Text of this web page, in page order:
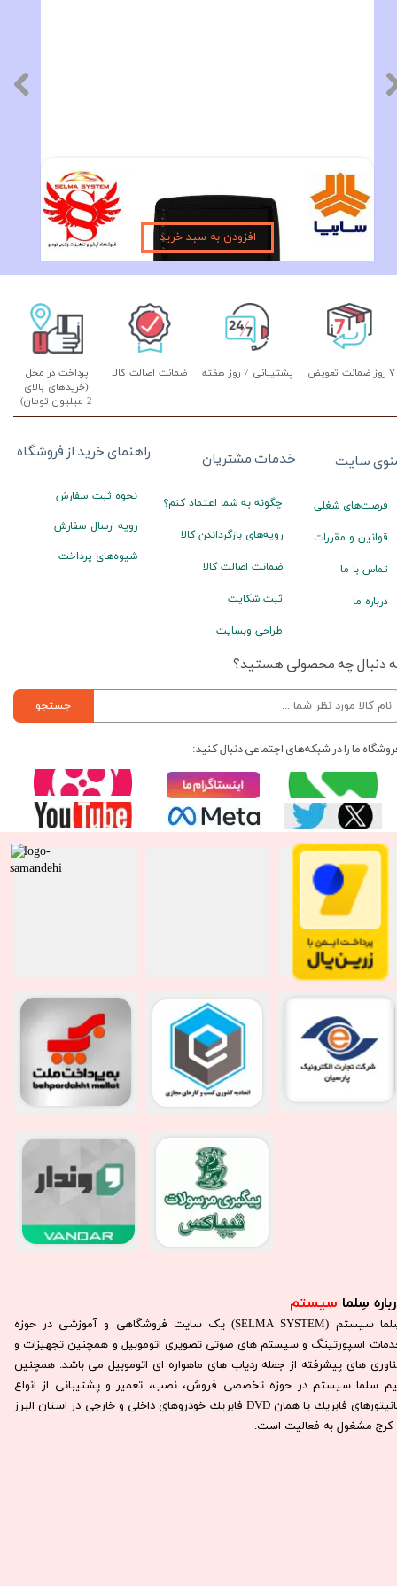
مانیتور فابریک ساینا و کوئیک اندروید فولتاچ مدل MTK
افزودن به سبد خرید
سِلما سیستم​​​​​​​
سِلما سيستم (SELMA SYSTEM) یک سایت فروشگاهی و آموزشی در حوزه
اسپورتینگ و سیستم های صوتی تصویری اتوموبیل و همچنین تجهیزات و
های پیشرفته از جمله ردیاب های ماهواره ای اتوموبیل می باشد. همچنين
سلما سيستم در حوزه تخصصی فروش، نصب، تعمير و پشتيبانی از انواع
مانيتورهای فابريك يا همان DVD فابريك خودروهای داخلی و خارجی در استان البرز
كرج مشغول به فعاليت است.​​​​​​​
پشتیبانی 7 روز هفته
پرداخت در محل
(خریدهای بالای
2 میلیون تومان)
۷ روز ضمانت تعویض ضمانت اصالت کالا
راهنمای خرید از فروشگاه
نحوه ثبت سفارش
رویه ارسال سفارش
شیوه‌های پرداخت
خدمات مشتریان
چگونه به شما اعتماد کنم؟
رویه‌های بازگرداندن کالا
ضمانت اصالت کالا
ثبت شکایت
طراحی وبسایت
سایت
فرصت‌های شغلی
قوانین و مقررات
تماس با ما
درباره ما
دنبال چه محصولی هستید؟
جستجو
ما را در شبکه‌های اجتماعی دنبال کنید: